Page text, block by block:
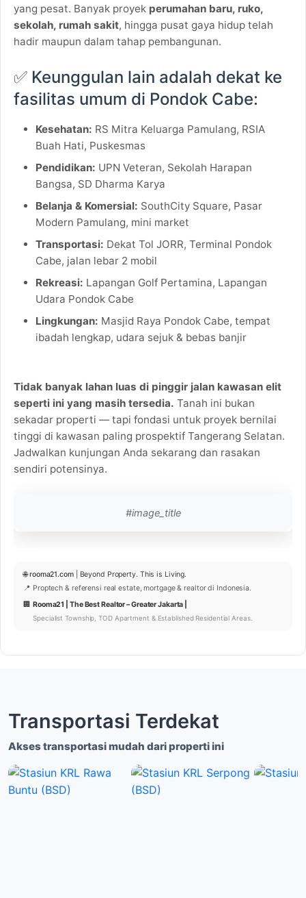
yang pesat. Banyak proyek perumahan baru, ruko,
sekolah, rumah sakit, hingga pusat gaya hidup telah
hadir maupun dalam tahap pembangunan.
✅ Keunggulan lain adalah dekat ke
fasilitas umum di Pondok Cabe:
Kesehatan: RS Mitra Keluarga Pamulang, RSIA
Buah Hati, Puskesmas
Pendidikan: UPN Veteran, Sekolah Harapan
Bangsa, SD Dharma Karya
Belanja & Komersial: SouthCity Square, Pasar
Modern Pamulang, mini market
Transportasi: Dekat Tol JORR, Terminal Pondok
Cabe, jalan lebar 2 mobil
Rekreasi: Lapangan Golf Pertamina, Lapangan
Udara Pondok Cabe
Lingkungan: Masjid Raya Pondok Cabe, tempat
ibadah lengkap, udara sejuk & bebas banjir
Tidak banyak lahan luas di pinggir jalan kawasan elit
seperti ini yang masih tersedia. Tanah ini bukan
sekadar properti — tapi fondasi untuk proyek bernilai
tinggi di kawasan paling prospektif Tangerang Selatan.
Jadwalkan kunjungan Anda sekarang dan rasakan
sendiri potensinya.
#image_title
🌐rooma21.com| Beyond Property. This is Living.
📍 Proptech & referensi real estate, mortgage & realtor di Indonesia.
🏢 Rooma21 | The Best Realtor – Greater Jakarta |
Specialist Township, TOD Apartment & Established Residential Areas.
Transportasi Terdekat
Akses transportasi mudah dari properti ini